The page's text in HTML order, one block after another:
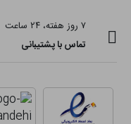
۷ روز هفته، ۲۴ ساعت
تماس با پشتیبانی